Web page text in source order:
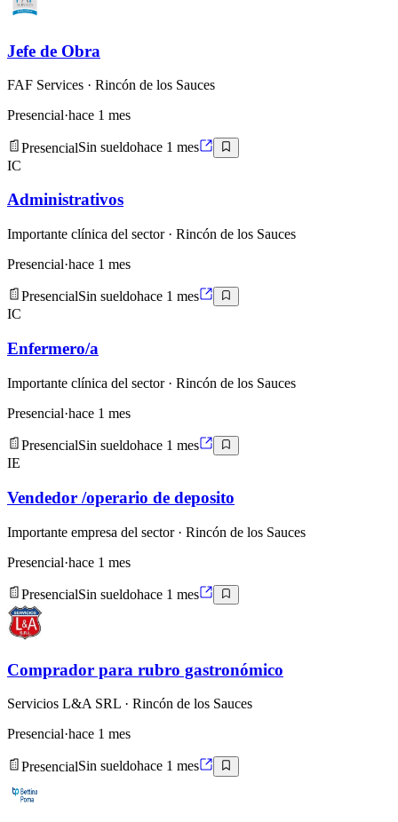
Jefe de Obra
FAF Services · Rincón de los Sauces
Presencial·hace 1 mes
PresencialSin sueldohace 1 mes
IC
Administrativos
Importante clínica del sector· Rincón de los Sauces
Presencial·hace 1 mes
PresencialSin sueldohace 1 mes
IC
Enfermero/a
Importante clínica del sector· Rincón de los Sauces
Presencial·hace 1 mes
PresencialSin sueldohace 1 mes
IE
Vendedor /operario de deposito
Importante empresa del sector· Rincón de los Sauces
Presencial·hace 1 mes
PresencialSin sueldohace 1 mes
Comprador para rubro gastronómico
Servicios L&A SRL · Rincón de los Sauces
Presencial·hace 1 mes
PresencialSin sueldohace 1 mes